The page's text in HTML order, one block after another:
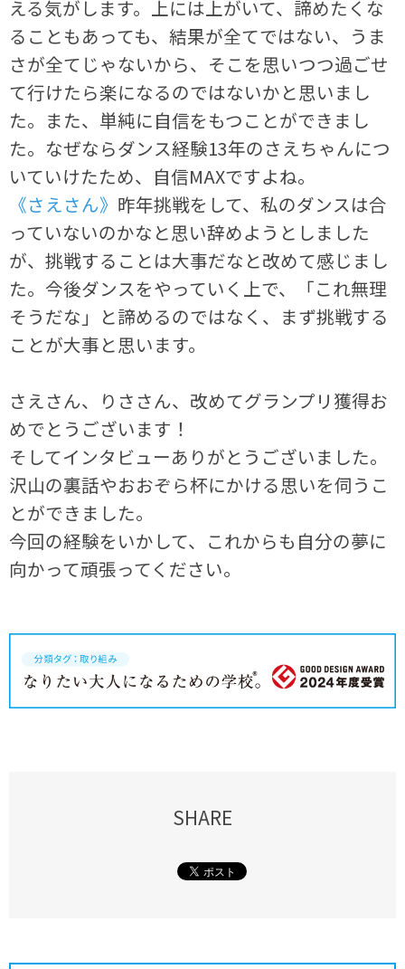
える気がします。上には上がいて、諦めたくな
ることもあっても、結果が全てではない、うま
さが全てじゃないから、そこを思いつつ過ごせ
て行けたら楽になるのではないかと思いまし
た。また、単純に自信をもつことができまし
た。なぜならダンス経験13年のさえちゃんにつ
いていけたため、自信MAXですよね。
《さえさん》 昨年挑戦をして、私のダンスは合
っていないのかなと思い辞めようとしました
が、挑戦することは大事だなと改めて感じまし
た。今後ダンスをやっていく上で、「これ無理
そうだな」と諦めるのではなく、まず挑戦する
ことが大事と思います。
さえさん、りささん、改めてグランプリ獲得お
めでとうございます！
そしてインタビューありがとうございました。
沢山の裏話やおおぞら杯にかける思いを伺うこ
とができました。
今回の経験をいかして、これからも自分の夢に
向かって頑張ってください。
SHARE